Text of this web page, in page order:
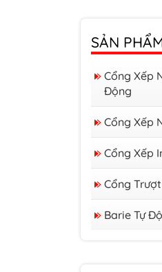
SẢN
Cổng Xếp
Động
Cổng Xếp
Cổng Xếp
Cổng
Barie Tự